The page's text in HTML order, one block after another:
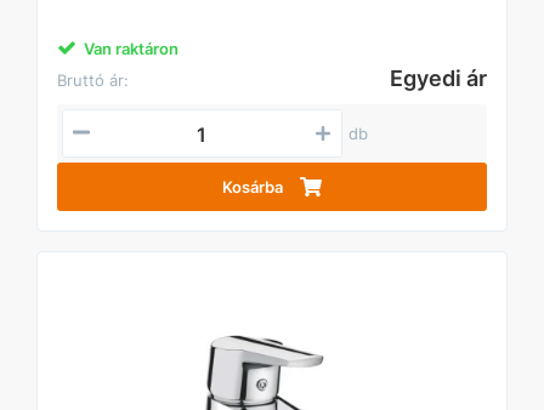
Van raktáron
Bruttó ár:
Egyedi ár
db
Kosárba